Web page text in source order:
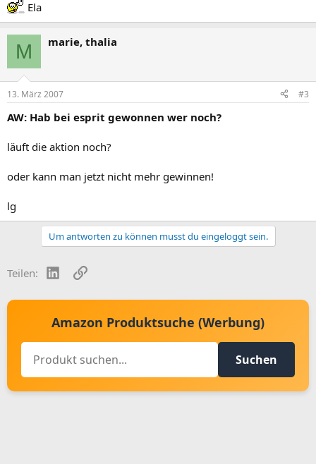
Ela
M marie, thalia
13. März 2007 #3
AW: Hab bei esprit gewonnen wer noch?
läuft die aktion noch?
oder kann man jetzt nicht mehr gewinnen!
lg
Um antworten zu können musst du eingeloggt sein.
Teilen: LinkedInLink
Amazon Produktsuche (Werbung)
Suchen